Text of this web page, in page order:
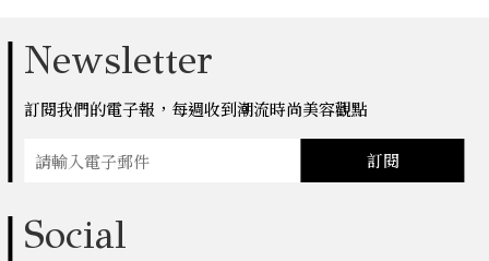
Newsletter
訂閱我們的電子報，每週收到潮流時尚美容觀點
訂閱
Social